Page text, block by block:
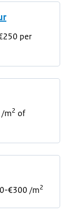
per
m2 of
€300 /m2